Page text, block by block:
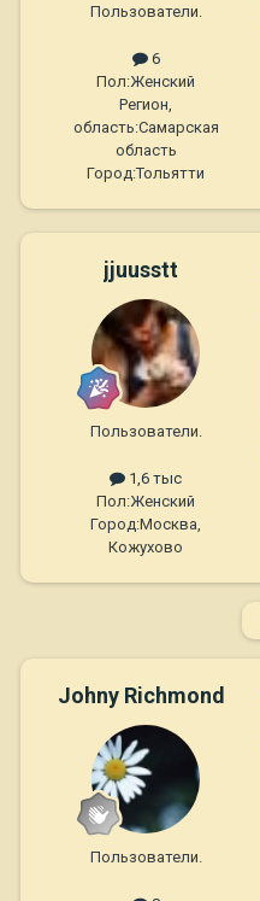
Пользователи.
6
Пол:Женский
Регион,
область:Самарская
область
Город:Тольятти
jjuusstt
Пользователи.
1,6 тыс
Пол:Женский
Город:Москва,
Кожухово
Johny Richmond
Пользователи.